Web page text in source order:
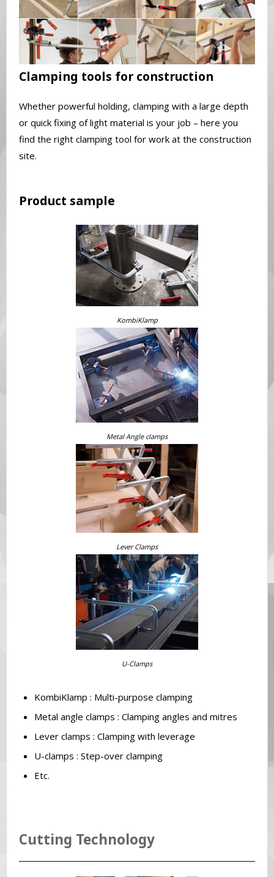
Clamping tools for construction
Whether powerful holding, clamping with a large depth
or quick fixing of light material is your job – here you
find the right clamping tool for work at the construction
site.
Product sample
KombiKlamp
Metal Angle clamps
Lever Clamps
U-Clamps
KombiKlamp : Multi-purpose clamping
Metal angle clamps : Clamping angles and mitres
Lever clamps : Clamping with leverage
U-clamps : Step-over clamping
Etc.
Cutting Technology